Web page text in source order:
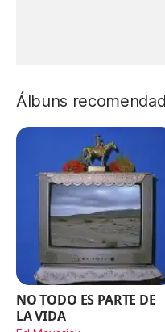
Álbuns
NO TODO ES PARTE DE
LA VIDA